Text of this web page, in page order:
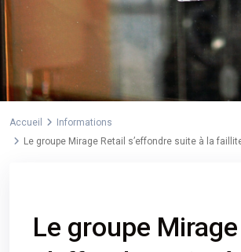
Accueil
Informations
Le groupe Mirage Retail s’effondre suite à la
Le groupe